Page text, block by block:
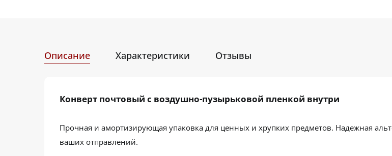
Описание Характеристики Отзывы
Конверт почтовый с воздушно-пузырьковой пленкой внутри
Прочная и амортизирующая упаковка для ценных и хрупких предметов. Надежная
ваших отправлений.